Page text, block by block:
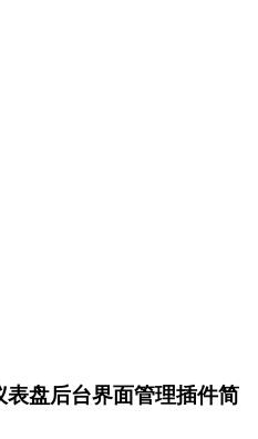
表盘后台界面管理插件简